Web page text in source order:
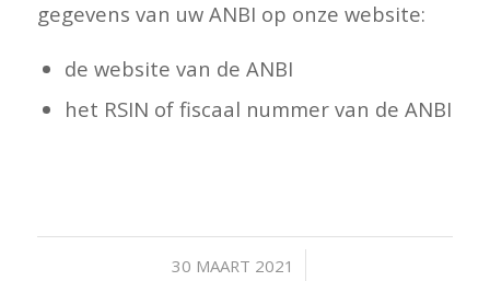
gegevens van uw ANBI op onze website:
de website van de ANBI
het RSIN of fiscaal nummer van de ANBI
30 MAART 2021
/